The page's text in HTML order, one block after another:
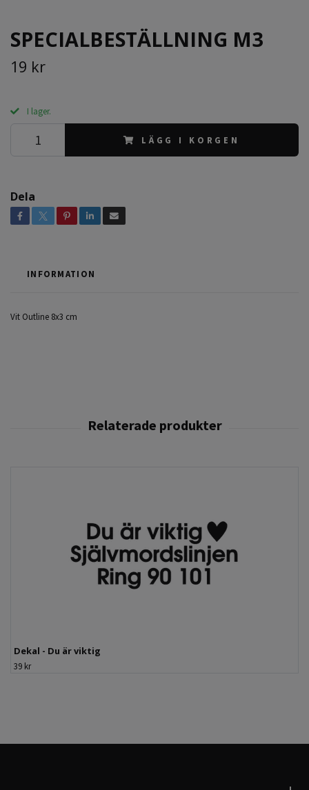
SPECIALBESTÄLLNING M3
19 kr
I lager.
LÄGG I KORGEN
Dela
INFORMATION
Vit Outline 8x3 cm
Dekal - Du är viktig
39 kr